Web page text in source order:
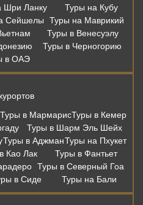
Шри Ланку
Туры на Кубу
Сейшелы
Туры на Маврикий
Туры в Венесуэлу
Туры в Черногорию
в ОАЭ
Туры в МармарисТуры в Кемер
Туры в Шарм Эль Шейх
Туры в АджманТуры на Пхукет
Као Лак
Туры в Фантьет
Туры в Северный Гоа
в Сиде Туры на Бали